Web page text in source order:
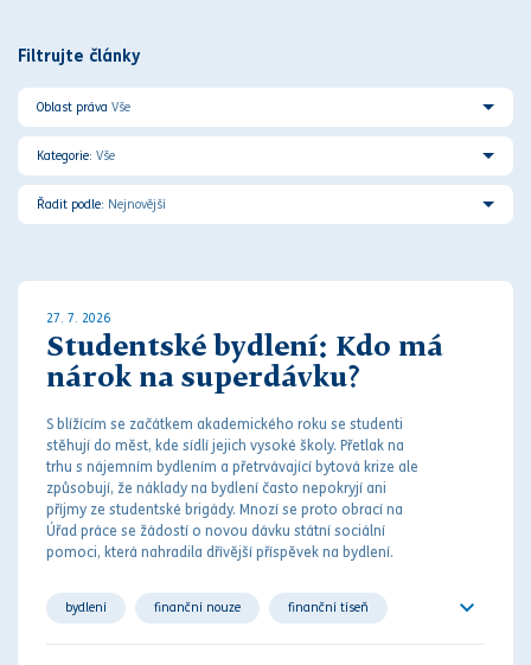
Filtrujte články
Oblast práva Vše
Kategorie: Vše
Řadit podle: Nejnovější
27. 7. 2026
Studentské bydlení: Kdo má
nárok na superdávku?
S blížícím se začátkem akademického roku se studenti
stěhují do měst, kde sídlí jejich vysoké školy. Přetlak na
trhu s nájemním bydlením a přetrvávající bytová krize ale
způsobují, že náklady na bydlení často nepokryjí ani
příjmy ze studentské brigády. Mnozí se proto obrací na
Úřad práce se žádostí o novou dávku státní sociální
pomoci, která nahradila dřívější příspěvek na bydlení.
bydlení finanční nouze finanční tíseň
sociální dávka sociální zabezpečení